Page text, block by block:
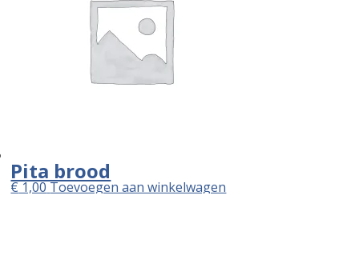
Pita brood
€1,00Toevoegen aan winkelwagen